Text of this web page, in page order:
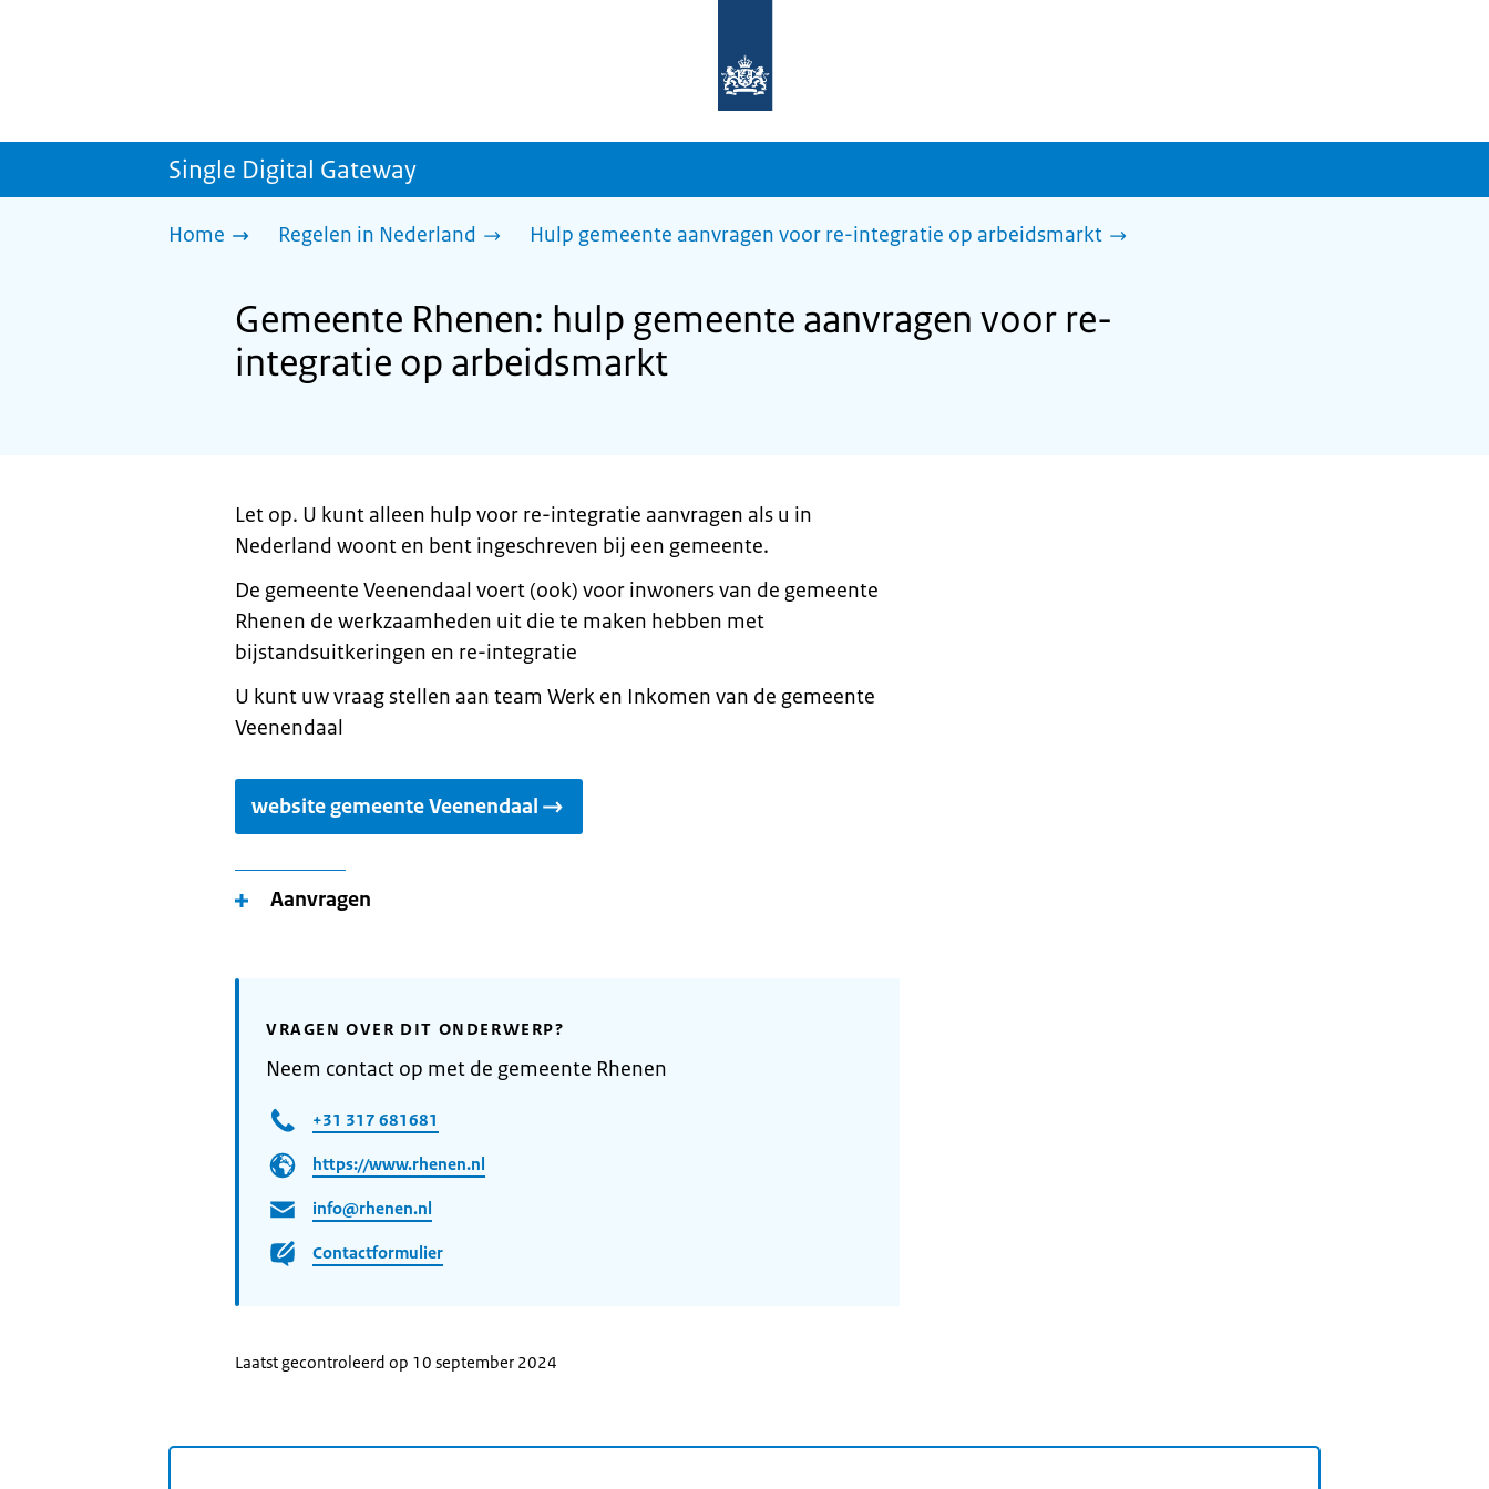
homepage
sdg.rijksoverheid.nl
Single Digital Gateway
Home Regelen in Nederland Hulp gemeente aanvragen voor re-integratie op arbeidsmarkt
Gemeente Rhenen: hulp gemeente aanvragen voor re-
integratie op arbeidsmarkt
Let op. U kunt alleen hulp voor re-integratie aanvragen als u in
Nederland woont en bent ingeschreven bij een gemeente.
De gemeente Veenendaal voert (ook) voor inwoners van de gemeente
Rhenen de werkzaamheden uit die te maken hebben met
bijstandsuitkeringen en re-integratie
U kunt uw vraag stellen aan team Werk en Inkomen van de gemeente
Veenendaal
website gemeente Veenendaal
Aanvragen
VRAGEN OVER DIT ONDERWERP?
Neem contact op met de gemeente Rhenen
+31 317 681681
https://www.rhenen.nl
info@rhenen.nl
Contactformulier
Laatst gecontroleerd op 10 september 2024